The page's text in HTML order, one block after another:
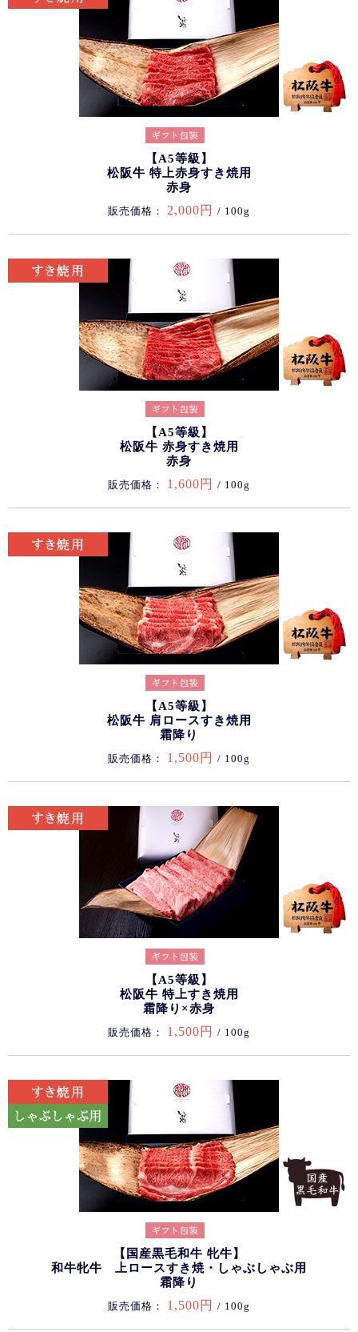
【A5等級】
松阪牛 特上赤身すき焼用
赤身
販売価格： 2,000円 / 100g
【A5等級】
松阪牛 赤身すき焼用
赤身
販売価格： 1,600円 / 100g
【A5等級】
松阪牛 肩ロースすき焼用
霜降り
販売価格： 1,500円 / 100g
【A5等級】
松阪牛 特上すき焼用
霜降り×赤身
販売価格： 1,500円 / 100g
【国産黒毛和牛 牝牛】
和牛牝牛 上ロースすき焼・しゃぶしゃぶ用
霜降り
販売価格： 1,500円 / 100g